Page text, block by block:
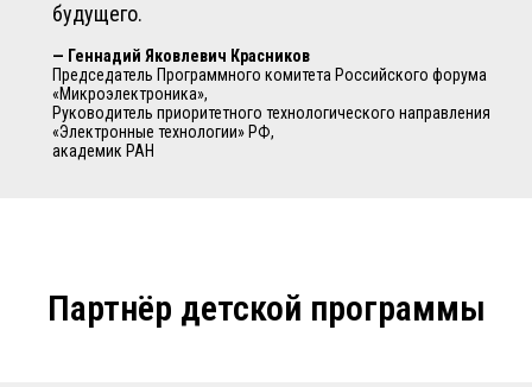
будущего.
— Геннадий Яковлевич Красников
Председатель Программного комитета Российского форума
«Микроэлектроника»,
Руководитель приоритетного технологического направления
«Электронные технологии» РФ,
академик РАН
Партнёр детской программы